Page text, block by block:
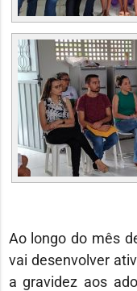
Ao longo do mês
vai desenvolver
a gravidez aos